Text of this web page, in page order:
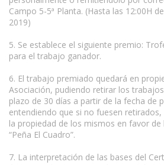
Campo 5-5ª Planta. (Hasta las 12:00H
2019)
5. Se establece el siguiente premio:
para el trabajo ganador.
6. El trabajo premiado quedará en
Asociación, pudiendo retirar los
plazo de 30 días a partir de la fecha de
entendiendo que si no fuesen
la propiedad de los mismos en favor de
“Peña El Cuadro”.
7. La interpretación de las bases del